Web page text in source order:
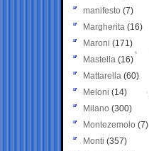
manifesto (7)
Margherita (16)
Maroni (171)
Mastella (16)
Mattarella (60)
Meloni (14)
Milano (300)
Montezemolo (7)
Monti (357)